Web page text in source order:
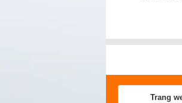
Trang